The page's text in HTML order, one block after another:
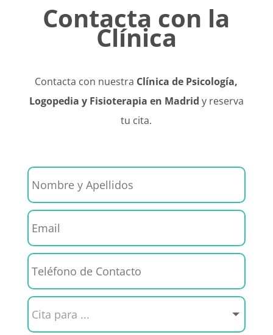
Contacta con la
Clínica
Contacta con nuestra Clínica de Psicología,
Logopedia y Fisioterapia en Madrid y reserva
tu cita.